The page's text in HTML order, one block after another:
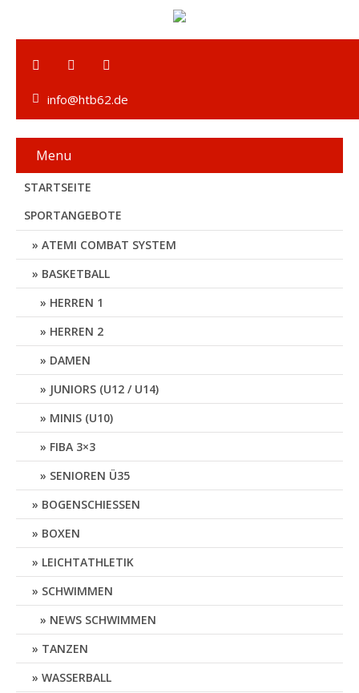
info@htb62.de
Menu
STARTSEITE
SPORTANGEBOTE
ATEMI COMBAT SYSTEM
BASKETBALL
HERREN 1
HERREN 2
DAMEN
JUNIORS (U12 / U14)
MINIS (U10)
FIBA 3×3
SENIOREN Ü35
BOGENSCHIESSEN
BOXEN
LEICHTATHLETIK
SCHWIMMEN
NEWS SCHWIMMEN
TANZEN
WASSERBALL